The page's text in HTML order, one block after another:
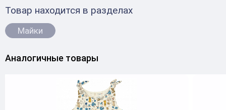
Товар находится в разделах
Майки
Аналогичные товары